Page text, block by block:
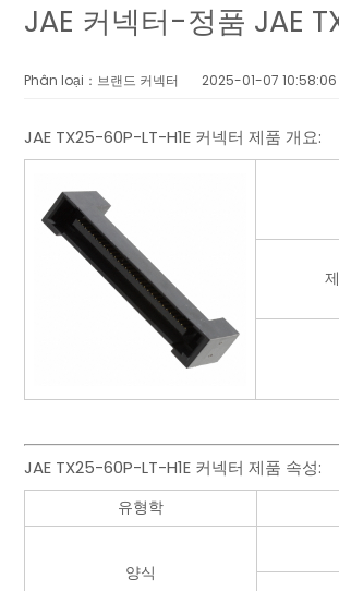
JAE 커넥터-정품 JAE
Phân loại：브랜드 커넥터 2025-01-07 10:58:06
JAE TX25-60P-LT-H1E 커넥터 제품 개요:
JAE TX25-60P-LT-H1E 커넥터 제품 속성:
유형학
양식